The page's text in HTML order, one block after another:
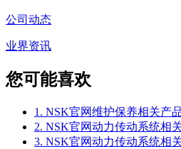
公司动态
业界资讯
您可能喜欢
1. NSK官网维护保养相关产
2. NSK官网动力传动系统相
3. NSK官网动力传动系统相